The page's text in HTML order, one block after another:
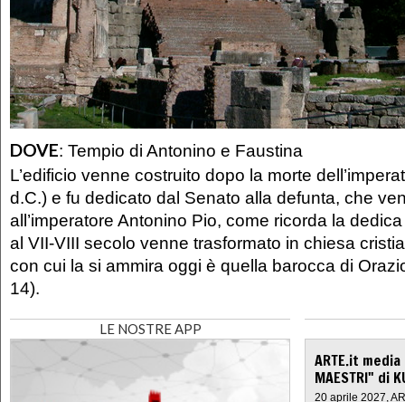
DOVE: Tempio di Antonino e Faustina
L’edificio venne costruito dopo la morte
d.C.) e fu dedicato dal Senato alla defunta, che
all’imperatore Antonino Pio, come ricorda la
al VII-VIII secolo venne trasformato in chiesa
con cui la si ammira oggi è quella barocca di
14).
LE NOSTRE APP
ARTE.it
MAESTRI" di
20 aprile 2027,